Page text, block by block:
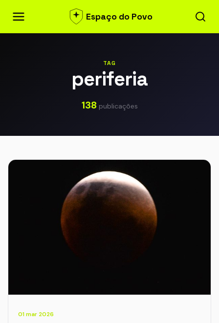
Espaço do Povo
TAG
periferia
138 publicações
01 mar 2026